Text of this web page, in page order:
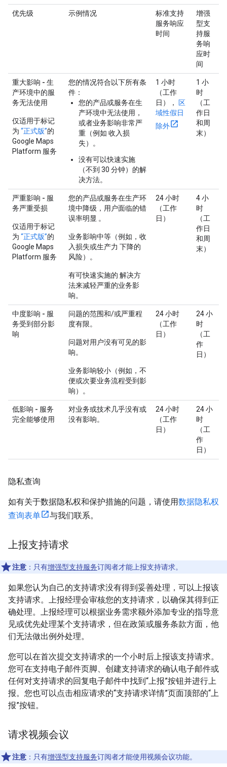
优先级 示例情况
标准支持
服务响应
时间
增强
型支
持服
务响
应时
间
重大影响 - 生
产环境中的服
务无法使用
仅适用于标记
为 “正式版”的
Google Maps
Platform 服务
您的情况符合以下所有条
件：
您的产品或服务在生
产环境中无法使用，
或者业务影响非常严
重（例如 收入损
失）。
没有可以快速实施
（不到 30 分钟）的解
决方法。
1 小时
（工作
日），
区
域性假日
除外
1 小
时
（工
作日
和周
末）
严重影响 - 服
务严重受损
仅适用于标记
为 “正式版”的
Google Maps
Platform 服务
您的产品或服务在生产环
境中降级，用户面临的错
误率明显 。
业务影响中等（例如，收
入损失或生产力 下降的
风险）。
有可快速实施的 解决方
法来减轻严重的业务影
响。
24 小时
（工作
日）
4 小
时
（工
作日
和周
末）
中度影响 - 服
务受到部分影
响
问题的范围和/或严重程
度有限。
问题对用户没有可见的影
响。
业务影响较小（例如，不
便或次要业务流程受到影
响）。
24 小时
（工作
日）
24 小
时
（工
作
日）
低影响 - 服务
完全能够使用
对业务或技术几乎没有或
没有影响。
24 小时
（工作
日）
24 小
时
（工
作
日）
隐私查询
如有关于数据隐私权和保护措施的问题，请使用数据隐私权
查询表单
与我们联系。
上报支持请求
注意 ：只有增强型支持服务订阅者才能上报支持请求。
如果您认为自己的支持请求没有得到妥善处理，可以上报该
支持请求。上报经理会审核您的支持请求，以确保其得到正
确处理。上报经理可以根据业务需求额外添加专业的指导意
见或优先处理某个支持请求，但在政策或服务条款方面，他
们无法做出例外处理。
您可以在首次提交支持请求的一个小时后上报该支持请求。
您可在支持电子邮件页脚、创建支持请求的确认电子邮件或
任何对支持请求的回复电子邮件中找到“上报”按钮并进行上
报。您也可以点击相应请求的“支持请求详情”页面顶部的“上
报”按钮。
请求视频会议
注意 ：只有增强型支持服务订阅者才能使用视频会议功能。